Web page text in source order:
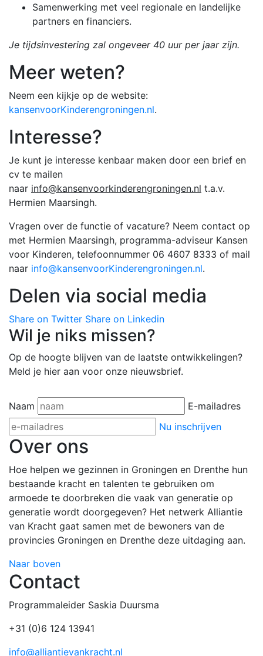
Samenwerking met veel regionale en landelijke
partners en financiers.
Je tijdsinvestering zal ongeveer 40 uur per jaar zijn.
Meer weten?
Neem een kijkje op de website:
kansenvoorKinderengroningen.nl.
Interesse?
Je kunt je interesse kenbaar maken door een brief en
cv te mailen
naar info@kansenvoorkinderengroningen.nl t.a.v.
Hermien Maarsingh.
Vragen over de functie of vacature? Neem contact op
met Hermien Maarsingh, programma-adviseur Kansen
voor Kinderen, telefoonnummer 06 4607 8333 of mail
naar info@kansenvoorKinderengroningen.nl.
Delen via social media
Share on Twitter Share on Linkedin
Wil je niks missen?
Op de hoogte blijven van de laatste ontwikkelingen?
Meld je hier aan voor onze nieuwsbrief.
Naam
E-mailadres
Nu inschrijven
Over ons
Hoe helpen we gezinnen in Groningen en Drenthe hun
bestaande kracht en talenten te gebruiken om
armoede te doorbreken die vaak van generatie op
generatie wordt doorgegeven? Het netwerk Alliantie
van Kracht gaat samen met de bewoners van de
provincies Groningen en Drenthe deze uitdaging aan.
Naar boven
Contact
Programmaleider Saskia Duursma
+31 (0)6 124 13941
info@alliantievankracht.nl